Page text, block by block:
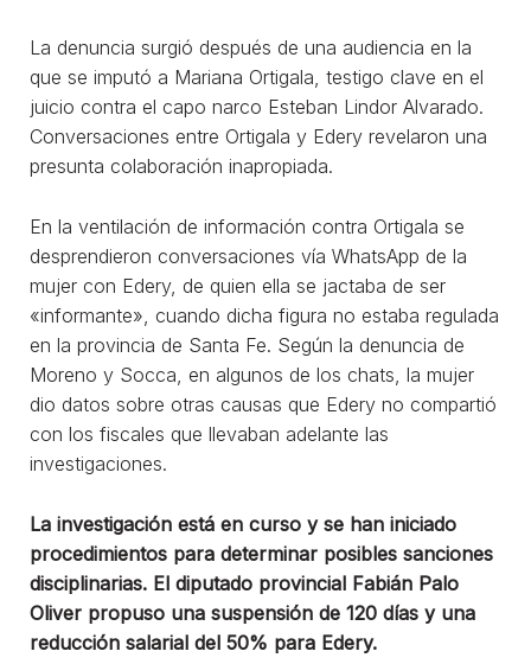
La denuncia surgió después de una audiencia en la
que se imputó a Mariana Ortigala, testigo clave en el
juicio contra el capo narco Esteban Lindor Alvarado.
Conversaciones entre Ortigala y Edery revelaron una
presunta colaboración inapropiada.
En la ventilación de información contra Ortigala se
desprendieron conversaciones vía WhatsApp de la
mujer con Edery, de quien ella se jactaba de ser
«informante», cuando dicha figura no estaba regulada
en la provincia de Santa Fe. Según la denuncia de
Moreno y Socca, en algunos de los chats, la mujer
dio datos sobre otras causas que Edery no compartió
con los fiscales que llevaban adelante las
investigaciones.
La investigación está en curso y se han iniciado
procedimientos para determinar posibles sanciones
disciplinarias. El diputado provincial Fabián Palo
Oliver propuso una suspensión de 120 días y una
reducción salarial del 50% para Edery.